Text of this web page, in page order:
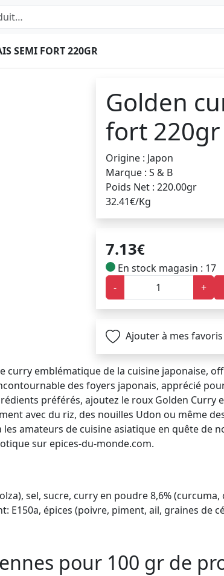
SEMI FORT 220GR
Golden
fort 220gr
Origine : Japon
Marque : S & B
Poids Net : 220.00gr
32.41€/Kg
7.13€
En stock magasin : 17
-
+
Ajouter à mes favoris
curry emblématique de la cuisine japonaise,
des foyers japonais, apprécié
préférés, ajoutez le roux Golden
avec du riz, des nouilles Udon ou même
amateurs de cuisine asiatique en quête de
sur epices-du-monde.com.
sel, sucre, curry en poudre 8,6%
E150a, épices (poivre, piment, ail, graines de
pour 100 gr de